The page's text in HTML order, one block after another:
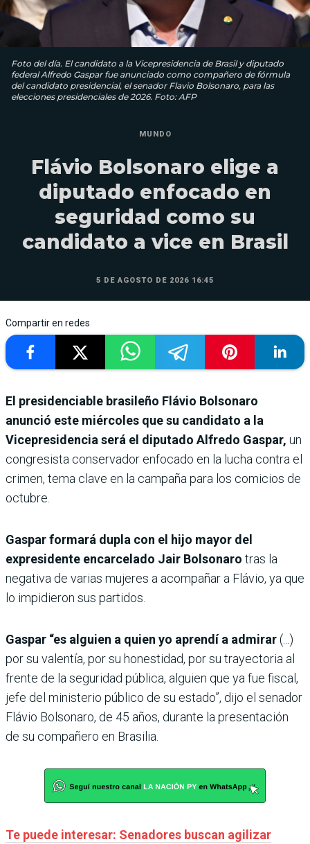
Foto del día. El candidato a la Vicepresidencia de Brasil y diputado
federal Alfredo Gaspar fue anunciado como compañero de fórmula
del candidato presidencial, el senador Flavio Bolsonaro, para las
elecciones presidenciales de 2026. Foto: AFP
MUNDO
Flávio Bolsonaro elige a
diputado enfocado en
seguridad como su
candidato a vice en Brasil
5 DE AGOSTO DE 2026 16:45
Compartir en redes
El presidenciable brasileño Flávio Bolsonaro
anunció este miércoles que su candidato a la
Vicepresidencia será el diputado Alfredo Gaspar, un
congresista conservador enfocado en la lucha contra el
crimen, tema clave en la campaña para los comicios de
octubre.
Gaspar formará dupla con el hijo mayor del
expresidente encarcelado Jair Bolsonaro tras la
negativa de varias mujeres a acompañar a Flávio, ya que
lo impidieron sus partidos.
Gaspar “es alguien a quien yo aprendí a admirar(...)
por su valentía, por su honestidad, por su trayectoria al
frente de la seguridad pública, alguien que ya fue fiscal,
jefe del ministerio público de su estado”, dijo el senador
Flávio Bolsonaro, de 45 años, durante la presentación
de su compañero en Brasilia.
Te puede interesar: Senadores buscan agilizar